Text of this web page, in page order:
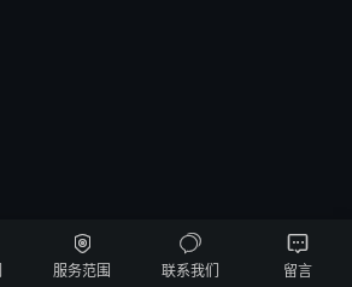

服务范围

联系我们

留言